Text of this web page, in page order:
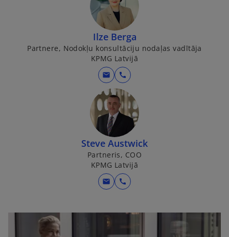
Ilze Berga
Partnere, Nodokļu konsultāciju nodaļas vadītāja
KPMG Latvijā
mail call
Steve Austwick
Partneris, COO
KPMG Latvijā
mail call